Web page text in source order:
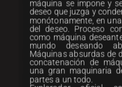
máquina se impone y
deseo que juzga y
monótonamente, en
del deseo. Proceso
como máquina
mundo deseando
Máquinas absurdas de
concatenación de
una gran maquinaria
partes a un todo.